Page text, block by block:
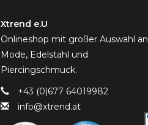
Xtrend e.U
Onlineshop mit großer Auswahl an
Mode, Edelstahl und
Piercingschmuck.
+43 (0)677 64019982
info@xtrend.at